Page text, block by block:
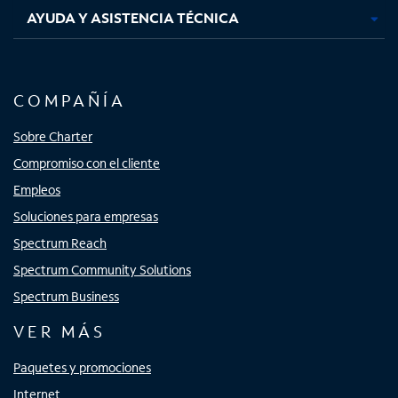
AYUDA Y ASISTENCIA TÉCNICA
COMPAÑÍA
Sobre Charter
Compromiso con el cliente
Empleos
Soluciones para empresas
Spectrum Reach
Spectrum Community Solutions
Spectrum Business
VER MÁS
Paquetes y promociones
Internet